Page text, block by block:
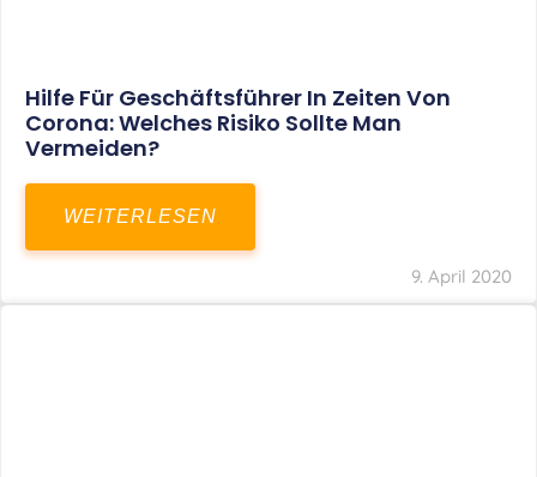
Hilfe Für Geschäftsführer In Zeiten Von
Corona: Welches Risiko Sollte Man
Vermeiden?
WEITERLESEN
9. April 2020